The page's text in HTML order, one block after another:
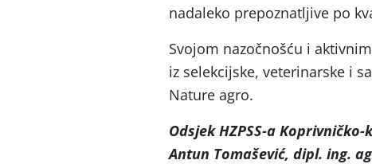
nadaleko prepoznatljive po
Svojom nazočnošću i
iz selekcijske, veterinarske i
Nature agro.
Odsjek HZPSS-a
Antun Tomašević, dipl. ing.